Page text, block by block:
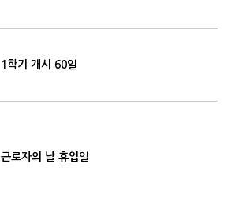
1학기 개시 60일
근로자의 날 휴업일